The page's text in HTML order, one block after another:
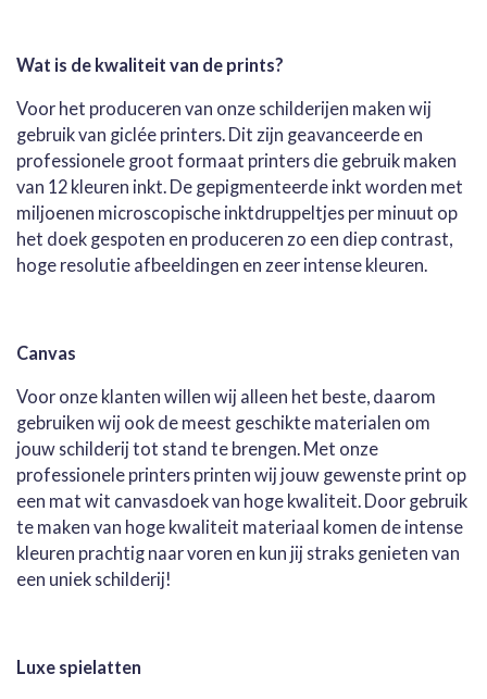
Wat is de kwaliteit van de prints?
Voor het produceren van onze schilderijen maken wij
gebruik van giclée printers. Dit zijn geavanceerde en
professionele groot formaat printers die gebruik maken
van 12 kleuren inkt. De gepigmenteerde inkt worden met
miljoenen microscopische inktdruppeltjes per minuut op
het doek gespoten en produceren zo een diep contrast,
hoge resolutie afbeeldingen en zeer intense kleuren.
Canvas
Voor onze klanten willen wij alleen het beste, daarom
gebruiken wij ook de meest geschikte materialen om
jouw schilderij tot stand te brengen. Met onze
professionele printers printen wij jouw gewenste print op
een mat wit canvasdoek van hoge kwaliteit. Door gebruik
te maken van hoge kwaliteit materiaal komen de intense
kleuren prachtig naar voren en kun jij straks genieten van
een uniek schilderij!
Luxe spielatten